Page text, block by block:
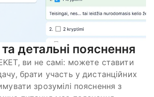
детальні пояснення
ви не самі: можете ставити
брати участь у дистанційних
зрозумілі пояснення з